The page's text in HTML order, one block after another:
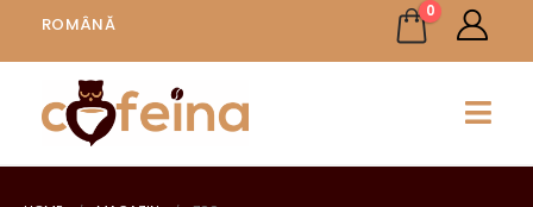
ROMÂNĂ
0